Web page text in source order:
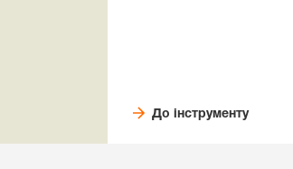
До інструменту